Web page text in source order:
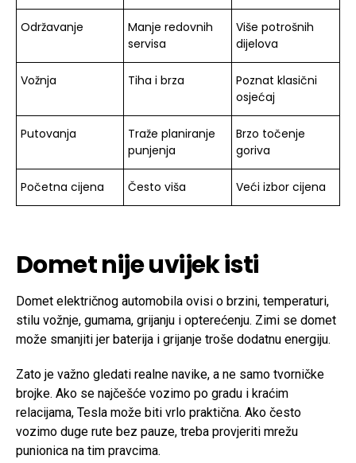
Održavanje
Manje redovnih
servisa
Više potrošnih
dijelova
Vožnja Tiha i brza
Poznat klasični
osjećaj
Putovanja
Traže planiranje
punjenja
Brzo točenje
goriva
Početna cijena Često viša Veći izbor cijena
Domet nije uvijek isti
Domet električnog automobila ovisi o brzini, temperaturi,
stilu vožnje, gumama, grijanju i opterećenju. Zimi se domet
može smanjiti jer baterija i grijanje troše dodatnu energiju.
Zato je važno gledati realne navike, a ne samo tvorničke
brojke. Ako se najčešće vozimo po gradu i kraćim
relacijama, Tesla može biti vrlo praktična. Ako često
vozimo duge rute bez pauze, treba provjeriti mrežu
punionica na tim pravcima.